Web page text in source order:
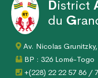
District
du G
Av. Nicolas
BP : 326 Lomé-Togo
+(228) 22 22 57 86 /